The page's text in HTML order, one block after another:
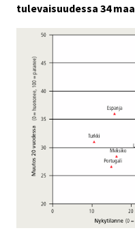
tulevaisuudessa 34